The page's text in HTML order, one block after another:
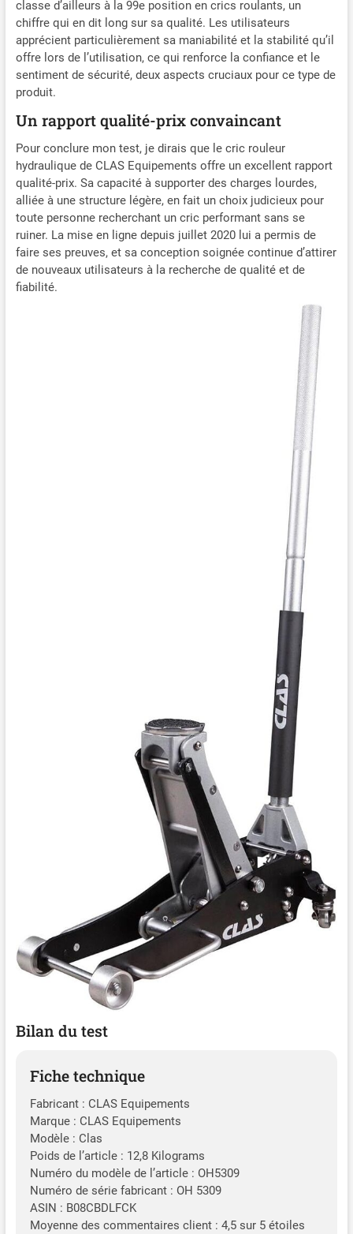
classe d’ailleurs à la 99e position en crics roulants, un
chiffre qui en dit long sur sa qualité. Les utilisateurs
apprécient particulièrement sa maniabilité et la stabilité qu’il
offre lors de l’utilisation, ce qui renforce la confiance et le
sentiment de sécurité, deux aspects cruciaux pour ce type de
produit.
Un rapport qualité-prix convaincant
Pour conclure mon test, je dirais que le cric rouleur
hydraulique de CLAS Equipements offre un excellent rapport
qualité-prix. Sa capacité à supporter des charges lourdes,
alliée à une structure légère, en fait un choix judicieux pour
toute personne recherchant un cric performant sans se
ruiner. La mise en ligne depuis juillet 2020 lui a permis de
faire ses preuves, et sa conception soignée continue d’attirer
de nouveaux utilisateurs à la recherche de qualité et de
fiabilité.
Bilan du test
Fiche technique
Fabricant : CLAS Equipements
Marque : CLAS Equipements
Modèle : Clas
Poids de l’article : 12,8 Kilograms
Numéro du modèle de l’article : OH5309
Numéro de série fabricant : OH 5309
ASIN : B08CBDLFCK
Moyenne des commentaires client : 4,5 sur 5 étoiles